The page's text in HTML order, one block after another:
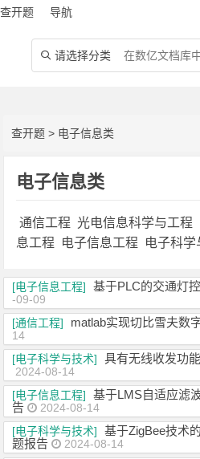
查开题 导航
 请选择分类
查开题 > 电子信息类
电子信息类
通信工程 光电信息科学与工程
息工程
电子信息工程 电子科学
[电子信息工程] 基于PLC的交通灯
-09-09
[通信工程]
matlab实现切比雪夫数
14
[电子科学与技术]
具有无线收发功
2024-08-14
[电子信息工程]
基于LMS自适应滤
告
2024-08-14
[电子科学与技术]
基于ZigBee技术
题报告
2024-08-14